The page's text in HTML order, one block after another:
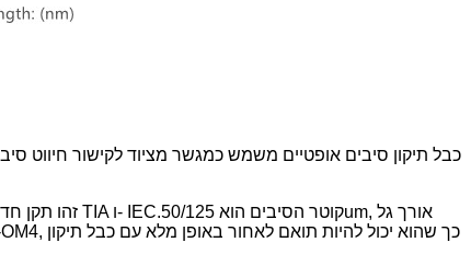
כבל תיקון סיבים אופטיים משמש כמגשר מציוד לקישור חיווט